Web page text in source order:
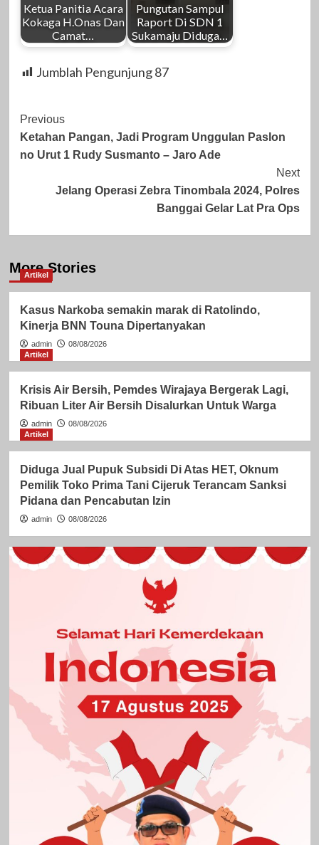
Ketua Panitia Acara
Kokaga H.Onas Dan
Camat…
Pungutan Sampul
Raport Di SDN 1
Sukamaju Diduga…
Jumblah Pengunjung 87
Post
Navigation
Previous
Ketahan Pangan, Jadi Program Unggulan Paslon
no Urut 1 Rudy Susmanto – Jaro Ade
Next
Jelang Operasi Zebra Tinombala 2024, Polres
Banggai Gelar Lat Pra Ops
More Stories
Artikel
Kasus Narkoba semakin marak di Ratolindo,
Kinerja BNN Touna Dipertanyakan
admin
08/08/2026
Artikel
Krisis Air Bersih, Pemdes Wirajaya Bergerak Lagi,
Ribuan Liter Air Bersih Disalurkan Untuk Warga
admin
08/08/2026
Artikel
Diduga Jual Pupuk Subsidi Di Atas HET, Oknum
Pemilik Toko Prima Tani Cijeruk Terancam Sanksi
Pidana dan Pencabutan Izin
admin 08/08/2026